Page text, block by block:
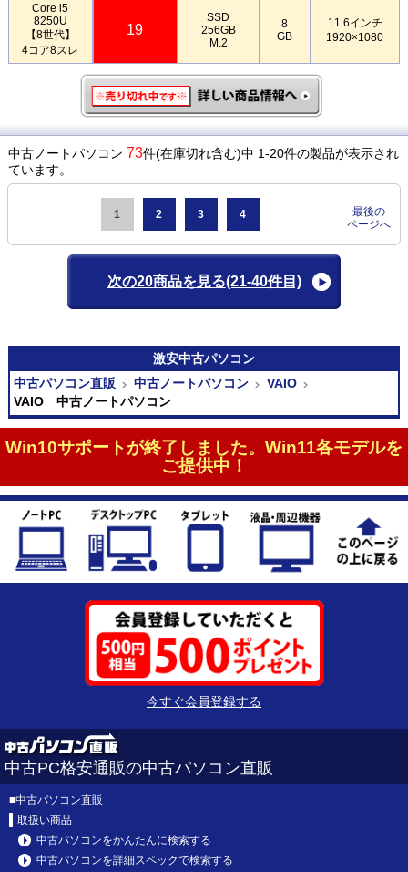
Core i5
8250U
【8世代】
4コア8スレ
19
SSD
256GB
M.2
8
GB
11.6インチ
1920×1080
中古ノートパソコン 73件(在庫切れ含む)中 1-20件の製品が表示され
ています。
1 2 3 4
最後の
ページへ
次の20商品を見る(21-40件目)
激安中古パソコン
中古パソコン直販
中古ノートパソコン
VAIO
VAIO 中古ノートパソコン
Win10サポートが終了しました。Win11各モデルを
ご提供中！
今すぐ会員登録する
中古PC格安通販の中古パソコン直販
■中古パソコン直販
取扱い商品
中古パソコンをかんたんに検索する
中古パソコンを詳細スペックで検索する